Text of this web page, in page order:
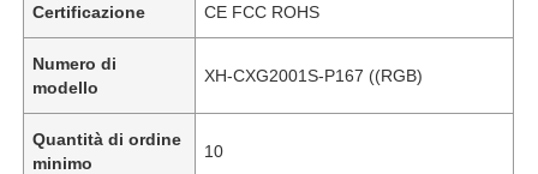
Certificazione CE FCC ROHS
Numero di
modello
XH-CXG2001S-P167 ((RGB)
Quantità di ordine
minimo
10